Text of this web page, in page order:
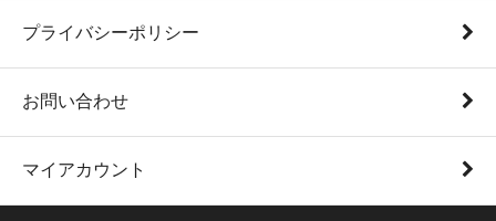
プライバシーポリシー
お問い合わせ
マイアカウント